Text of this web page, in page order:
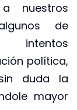
nuestros
de
política,
duda la
mayor